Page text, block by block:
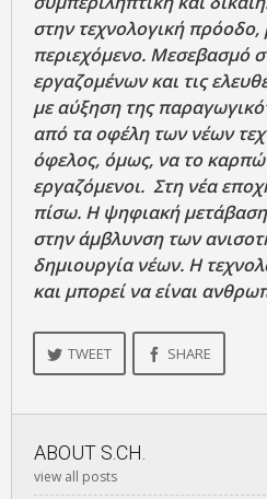
στην τεχνολογική
περιεχόμενο. Μεσεβασμό
εργαζομένων και τις
με αύξηση της
από τα οφέλη των νέων
όφελος, όμως, να το
εργαζόμενοι. Στη νέα
πίσω. Η ψηφιακή
στην άμβλυνση των
δημιουργία νέων. Η
και μπορεί να είναι
TWEET SHARE
ABOUT S.CH.
view all posts